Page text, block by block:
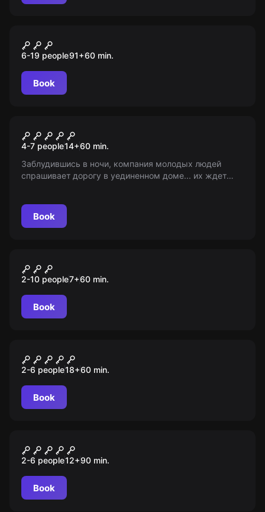
Школа магии
6-19 people91+60 min.
Book
Дом у дороги
4-7 people14+60 min.
Заблудившись в ночи, компания молодых людей
спрашивает дорогу в уединенном доме... их ждет
Book
Minecraft
2-10 people7+60 min.
Book
Метка дьявола
2-6 people18+60 min.
Book
Амнезия
2-6 people12+90 min.
Book